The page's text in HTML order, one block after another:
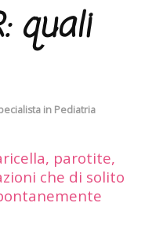
quali
in Pediatria
parotite,
che di solito